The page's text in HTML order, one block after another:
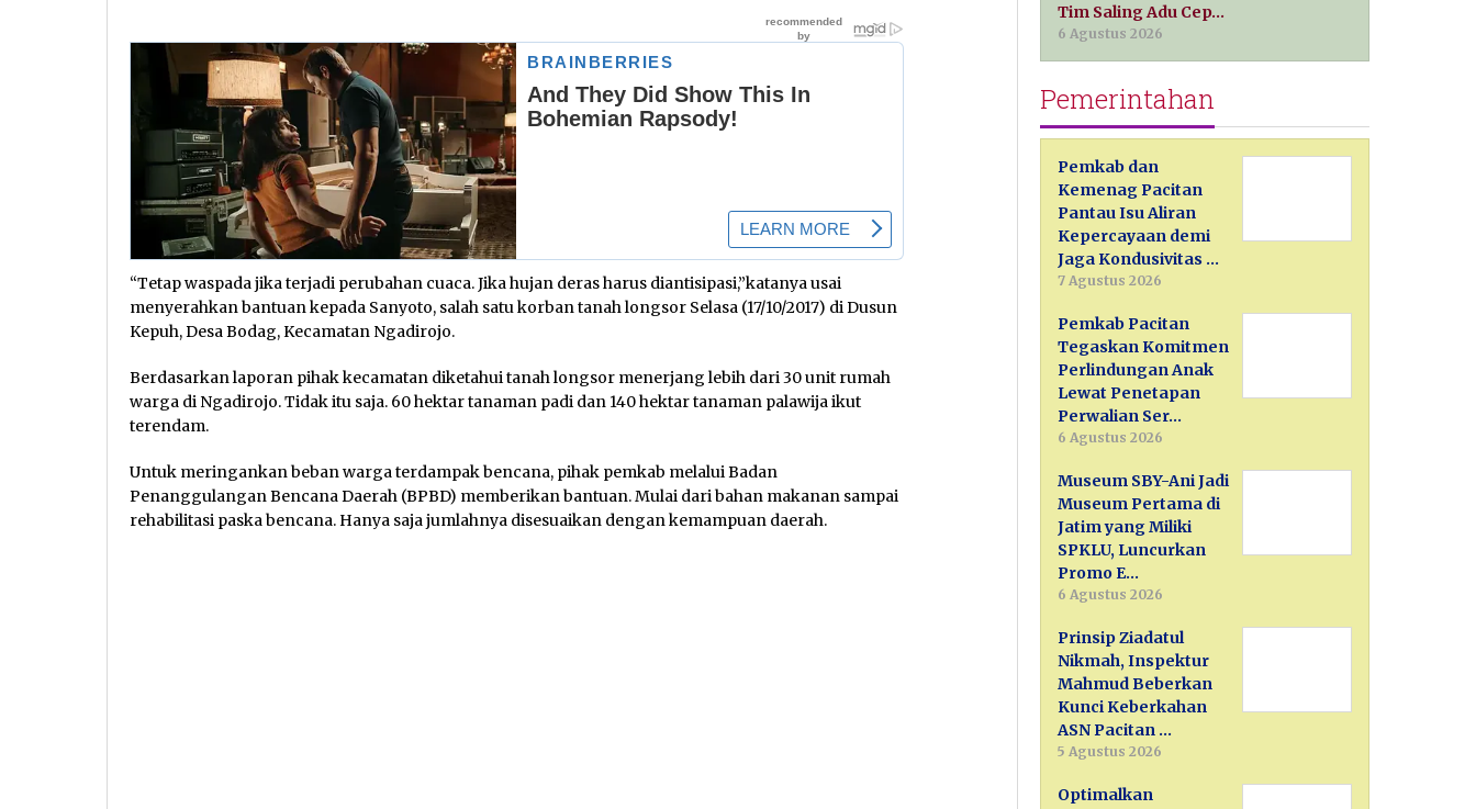
“Tetap waspada jika terjadi perubahan cuaca. Jika hujan deras harus diantisipasi,”katanya usai
menyerahkan bantuan kepada Sanyoto, salah satu korban tanah longsor Selasa (17/10/2017) di Dusun
Kepuh, Desa Bodag, Kecamatan Ngadirojo.
Berdasarkan laporan pihak kecamatan diketahui tanah longsor menerjang lebih dari 30 unit rumah
warga di Ngadirojo. Tidak itu saja. 60 hektar tanaman padi dan 140 hektar tanaman palawija ikut
terendam.
Untuk meringankan beban warga terdampak bencana, pihak pemkab melalui Badan
Penanggulangan Bencana Daerah (BPBD) memberikan bantuan. Mulai dari bahan makanan sampai
rehabilitasi paska bencana. Hanya saja jumlahnya disesuaikan dengan kemampuan daerah.
Tim Saling Adu Cep…
6 Agustus 2026
Pemerintahan
Pemkab dan
Kemenag Pacitan
Pantau Isu Aliran
Kepercayaan demi
Jaga Kondusivitas …
7 Agustus 2026
Pemkab Pacitan
Tegaskan Komitmen
Perlindungan Anak
Lewat Penetapan
Perwalian Ser…
6 Agustus 2026
Museum SBY-Ani Jadi
Museum Pertama di
Jatim yang Miliki
SPKLU, Luncurkan
Promo E…
6 Agustus 2026
Prinsip Ziadatul
Nikmah, Inspektur
Mahmud Beberkan
Kunci Keberkahan
ASN Pacitan …
5 Agustus 2026
Optimalkan